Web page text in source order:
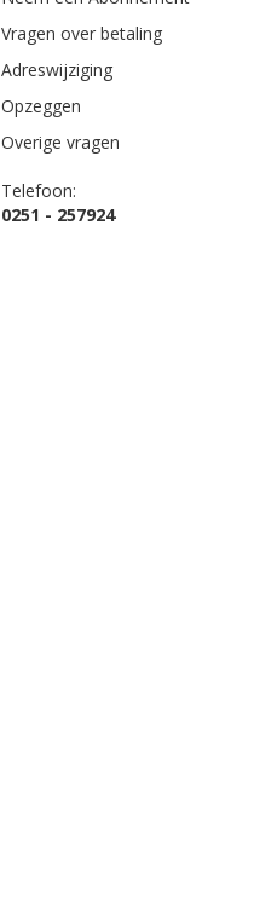
Vragen over betaling
Adreswijziging
Opzeggen
Overige vragen
Telefoon:
0251 - 257924